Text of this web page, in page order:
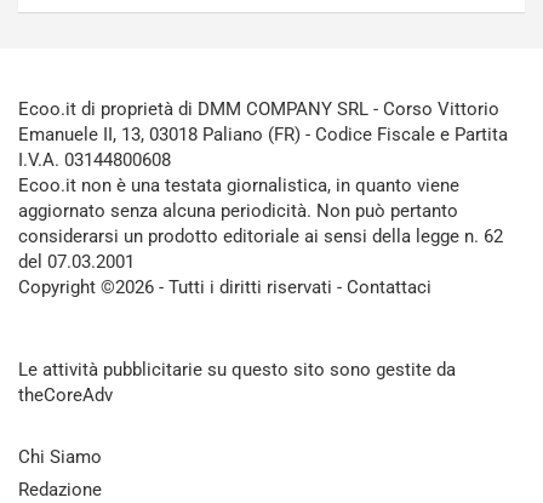
Ecoo.it di proprietà di DMM COMPANY SRL - Corso Vittorio
Emanuele II, 13, 03018 Paliano (FR) - Codice Fiscale e Partita
I.V.A. 03144800608
Ecoo.it non è una testata giornalistica, in quanto viene
aggiornato senza alcuna periodicità. Non può pertanto
considerarsi un prodotto editoriale ai sensi della legge n. 62
del 07.03.2001
Copyright ©2026 - Tutti i diritti riservati - Contattaci
Le attività pubblicitarie su questo sito sono gestite da
theCoreAdv
Chi Siamo
Redazione